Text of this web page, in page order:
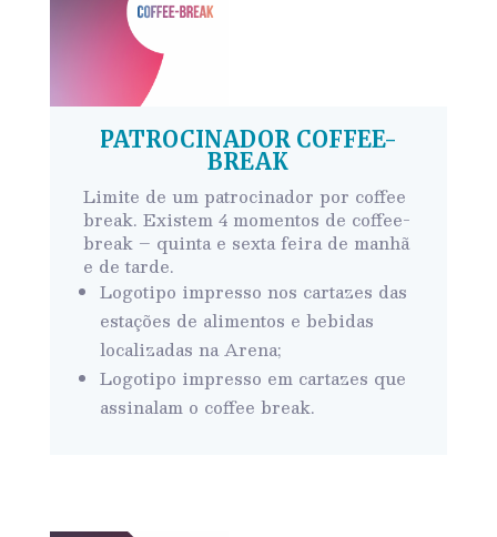
PATROCINADOR COFFEE-
BREAK
Limite de um patrocinador por coffee
break. Existem 4 momentos de coffee-
break – quinta e sexta feira de manhã
e de tarde.
Logotipo impresso nos cartazes das
estações de alimentos e bebidas
localizadas na Arena;
Logotipo impresso em cartazes que
assinalam o coffee break.